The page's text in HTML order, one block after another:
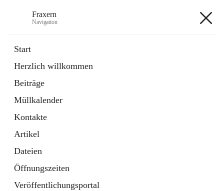
Fraxern
Navigation
Start
Herzlich willkommen
Beiträge
Müllkalender
Kontakte
Artikel
Dateien
Öffnungszeiten
Veröffentlichungsportal
Ordner
in
Tab
Formulare
Artikel
öffnet
in
neuem
Tab